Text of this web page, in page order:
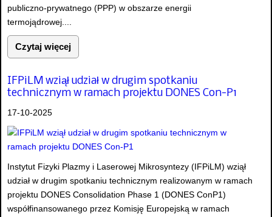
publiczno-prywatnego (PPP) w obszarze energii
termojądrowej....
Czytaj więcej
IFPiLM wziął udział w drugim spotkaniu
technicznym w ramach projektu DONES Con-P1
17-10-2025
Instytut Fizyki Plazmy i Laserowej Mikrosyntezy (IFPiLM) wziął
udział w drugim spotkaniu technicznym realizowanym w ramach
projektu DONES Consolidation Phase 1 (DONES ConP1)
współfinansowanego przez Komisję Europejską w ramach